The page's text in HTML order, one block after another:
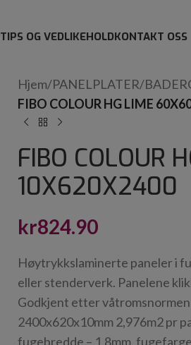
TIPS OG VEDLIKEHOLDKONTAKT OSS
Hjem/PANELPLATER/
FIBO COLOUR HG LIME
FIBO COLOUR
10X620X2400
kr824.90
Høytrykkslaminerte paneler i
eller stenderverk. Panelene
Godkjent etter
2400x620x10mm 2,976m2 pr
fugebredde – 1,8mm,